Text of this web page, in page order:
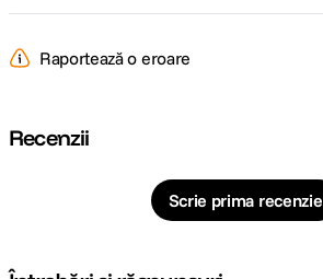
Raportează o eroare
Recenzii
Scrie prima recenzie